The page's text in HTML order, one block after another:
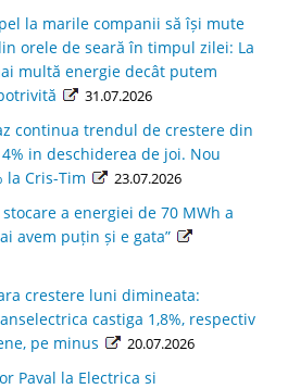
la marile companii să îşi mute
orele de seară în timpul zilei: La
multă energie decât putem
31.07.2026
continua trendul de crestere din
in deschiderea de joi. Nou
la Cris-Tim
23.07.2026
a energiei de 70 MWh a
avem puțin și e gata”
crestere luni dimineata:
castiga 1,8%, respectiv
pe minus
20.07.2026
Paval la Electrica si